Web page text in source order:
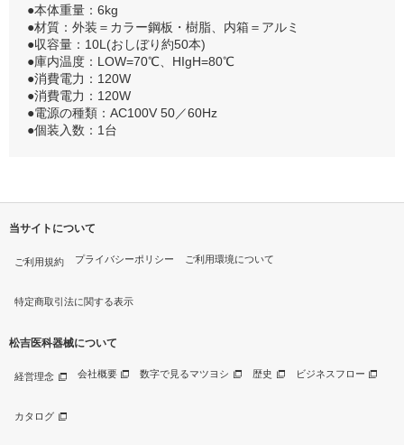
●本体重量：6kg
●材質：外装＝カラー鋼板・樹脂、内箱＝アルミ
●収容量：10L(おしぼり約50本)
●庫内温度：LOW=70℃、HIgH=80℃
●消費電力：120W
●消費電力：120W
●電源の種類：AC100V 50／60Hz
●個装入数：1台
当サイトについて
ご利用規約 プライバシーポリシー ご利用環境について
特定商取引法に関する表示
松吉医科器械について
経営理念 会社概要 数字で見るマツヨシ 歴史 ビジネスフロー
カタログ